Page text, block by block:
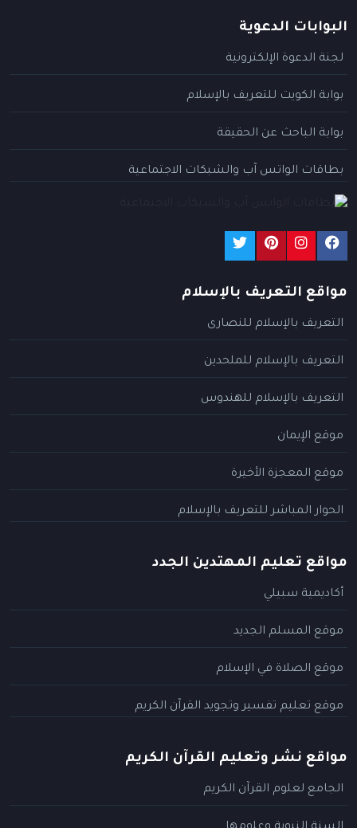
البوابات الدعوية
لجنة الدعوة الإلكترونية
بوابة الكويت للتعريف بالإسلام
بوابة الباحث عن الحقيقة
بطاقات الواتس آب والشبكات الاجتماعية
مواقع التعريف بالإسلام
التعريف بالإسلام للنصارى
التعريف بالإسلام للملحدين
التعريف بالإسلام للهندوس
موقع الإيمان
موقع المعجزة الأخيرة
الحوار المباشر للتعريف بالإسلام
مواقع تعليم المهتدين الجدد
أكاديمية سبيلي
موقع المسلم الجديد
موقع الصلاة في الإسلام
موقع تعليم تفسير وتجويد القرآن الكريم
مواقع نشر وتعليم القرآن الكريم
الجامع لعلوم القرآن الكريم